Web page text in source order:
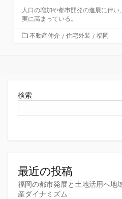
人口の増加や都市開発の進展に伴
実に高まっている。
カ不動産仲介 / 住宅外装 / 福岡
検索
最近の投稿
福岡の都市発展と土地活用へ地
産ダイナミズム